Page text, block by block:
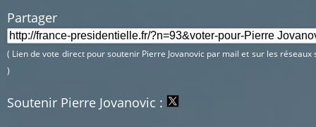
Partager
( Lien de vote direct pour soutenir Pierre Jovanovic par mail et sur les réseaux
)
Soutenir Pierre Jovanovic :